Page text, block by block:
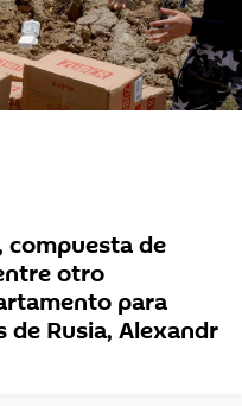
compuesta de
otro
para
Rusia, Alexandr